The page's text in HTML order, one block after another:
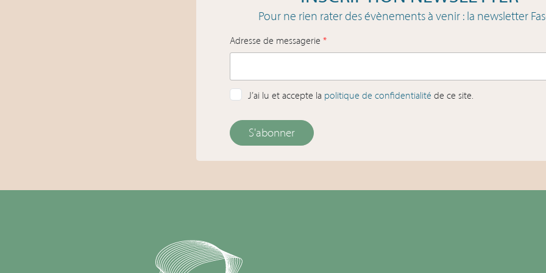
Pour ne rien rater des évènements à venir : la newsletter
Adresse de messagerie *
J’ai lu et accepte la politique de confidentialité de ce site.